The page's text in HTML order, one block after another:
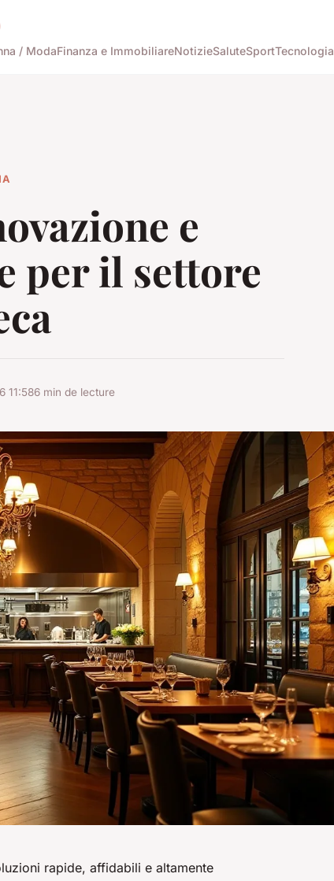
/ ModaFinanza e ImmobiliareNotizieSaluteSportTecnologia
e
per il settore
11:586 min de lecture
rapide, affidabili e altamente